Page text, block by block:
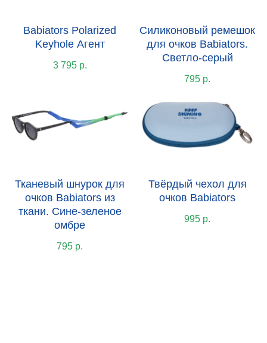
Babiators Polarized
Keyhole Агент
3 795 р.
Силиконовый ремешок
для очков Babiators.
Светло-серый
795 р.
Тканевый шнурок для
очков Babiators из
ткани. Сине-зеленое
омбре
795 р.
Твёрдый чехол для
очков Babiators
995 р.